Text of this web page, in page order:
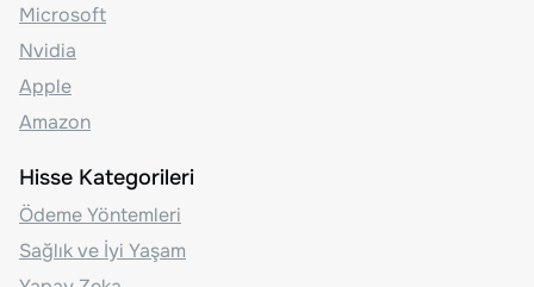
Microsoft
Nvidia
Apple
Amazon
Hisse Kategorileri
Ödeme Yöntemleri
Sağlık ve İyi Yaşam